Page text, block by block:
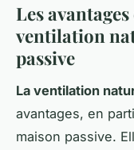
Les
ventilation
passive
La ventilation
avantages, en
maison passive.